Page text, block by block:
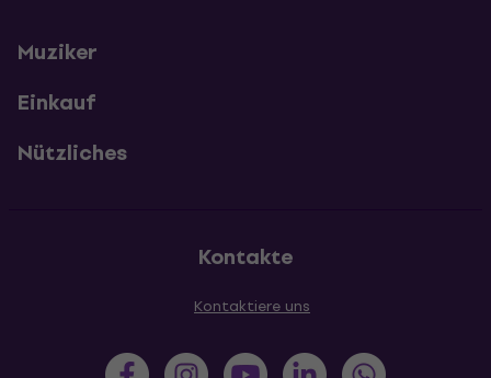
Muziker
Einkauf
Nützliches
Kontakte
Kontaktiere uns